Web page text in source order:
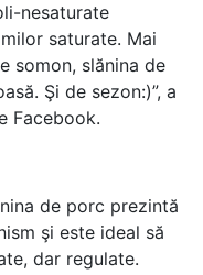
nesaturate
saturate. Mai
somon, slănina de
Şi de sezon:)”, a
Facebook.
de porc prezintă
şi este ideal să
dar regulate.